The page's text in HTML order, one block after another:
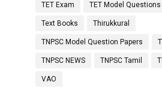
TET Exam TET Model Questions
Text Books Thirukkural
TNPSC Model Question Papers
TNPSC NEWS TNPSC Tamil
VAO